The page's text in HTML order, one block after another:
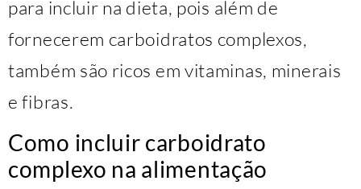
para incluir na dieta, pois além de
fornecerem carboidratos complexos,
também são ricos em vitaminas, minerais
e fibras.
Como incluir carboidrato
complexo na alimentação